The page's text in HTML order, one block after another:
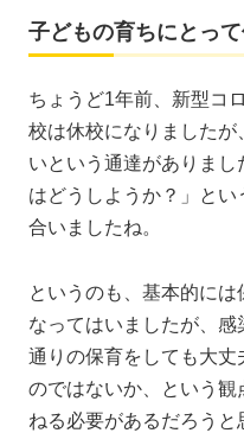
子どもの育ちにとって
ちょうど1年前、新型コ
校は休校になりました
いという通達がありま
はどうしようか？」と
合いましたね。
というのも、基本的に
なってはいましたが、
通りの保育をしても大
のではないか、という
ねる必要があるだろうと